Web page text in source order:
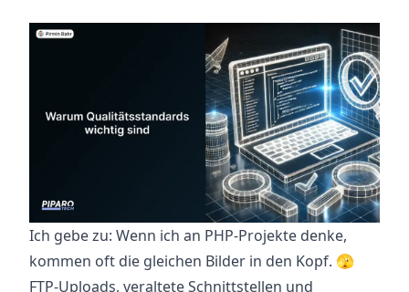
Ich gebe zu: Wenn ich an PHP-Projekte denke,
kommen oft die gleichen Bilder in den Kopf. 🫣
FTP-Uploads, veraltete Schnittstellen und